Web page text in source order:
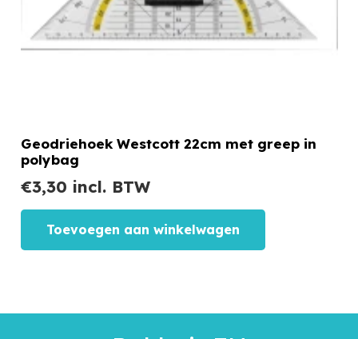
Geodriehoek Westcott 22cm met greep in
polybag
€3,30 incl. BTW
Toevoegen aan winkelwagen